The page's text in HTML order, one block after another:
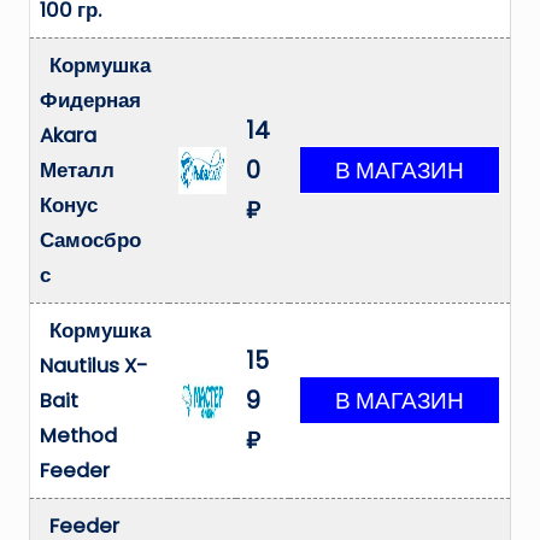
100 гр.
Кормушка
Фидерная
Akara
Металл
Конус
Самосбро
с
14
0
₽
Кормушка
Nautilus X-
Bait
Method
Feeder
15
9
₽
Feeder